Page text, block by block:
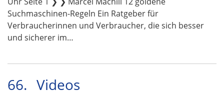
Suchmaschinen-Regeln Ein Ratgeber für
Verbraucherinnen und Verbraucher, die sich besser
und sicherer im…
66. Videos